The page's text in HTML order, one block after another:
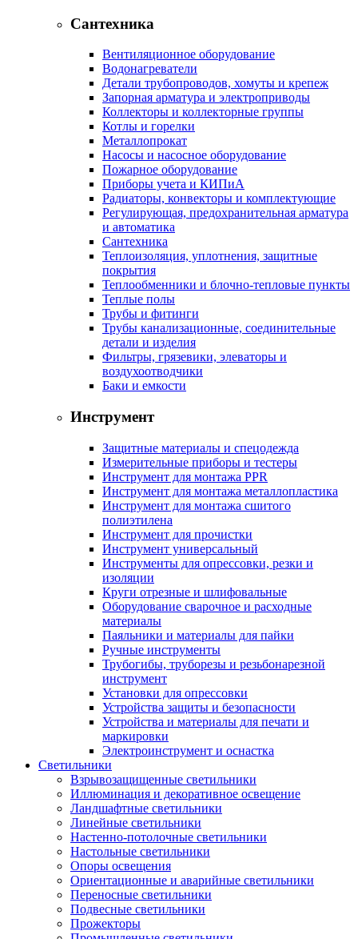
Сантехника
Вентиляционное оборудование
Водонагреватели
Детали трубопроводов, хомуты и крепеж
Запорная арматура и электроприводы
Коллекторы и коллекторные группы
Котлы и горелки
Металлопрокат
Насосы и насосное оборудование
Пожарное оборудование
Приборы учета и КИПиА
Радиаторы, конвекторы и комплектующие
Регулирующая, предохранительная арматура
и автоматика
Сантехника
Теплоизоляция, уплотнения, защитные
покрытия
Теплообменники и блочно-тепловые пункты
Теплые полы
Трубы и фитинги
Трубы канализационные, соединительные
детали и изделия
Фильтры, грязевики, элеваторы и
воздухоотводчики
Баки и емкости
Инструмент
Защитные материалы и спецодежда
Измерительные приборы и тестеры
Инструмент для монтажа PPR
Инструмент для монтажа металлопластика
Инструмент для монтажа сшитого
полиэтилена
Инструмент для прочистки
Инструмент универсальный
Инструменты для опрессовки, резки и
изоляции
Круги отрезные и шлифовальные
Оборудование сварочное и расходные
материалы
Паяльники и материалы для пайки
Ручные инструменты
Трубогибы, труборезы и резьбонарезной
инструмент
Установки для опрессовки
Устройства защиты и безопасности
Устройства и материалы для печати и
маркировки
Электроинструмент и оснастка
Светильники
Взрывозащищенные светильники
Иллюминация и декоративное освещение
Ландшафтные светильники
Линейные светильники
Настенно-потолочные светильники
Настольные светильники
Опоры освещения
Ориентационные и аварийные светильники
Переносные светильники
Подвесные светильники
Прожекторы